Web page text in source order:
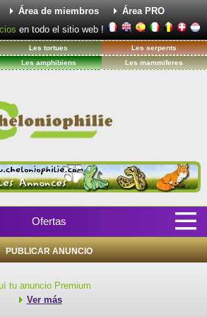
Área de miembros
Área PRO
en todo el sitio web !
Les tortues Les serpents
Les amphibiens Les mammiferes
Ofertas
PUBLICAR ANUNCIO
tu anuncio Premium
Ver más